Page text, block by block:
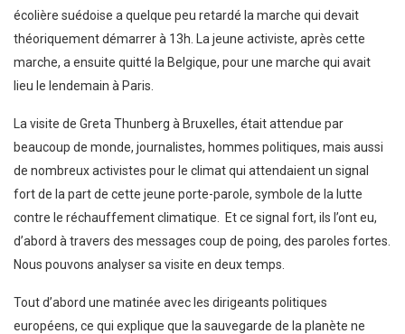
écolière suédoise a quelque peu retardé la marche qui devait
théoriquement démarrer à 13h. La jeune activiste, après cette
marche, a ensuite quitté la Belgique, pour une marche qui avait
lieu le lendemain à Paris.
La visite de Greta Thunberg à Bruxelles, était attendue par
beaucoup de monde, journalistes, hommes politiques, mais aussi
de nombreux activistes pour le climat qui attendaient un signal
fort de la part de cette jeune porte-parole, symbole de la lutte
contre le réchauffement climatique. Et ce signal fort, ils l’ont eu,
d’abord à travers des messages coup de poing, des paroles fortes.
Nous pouvons analyser sa visite en deux temps.
Tout d’abord une matinée avec les dirigeants politiques
européens, ce qui explique que la sauvegarde de la planète ne